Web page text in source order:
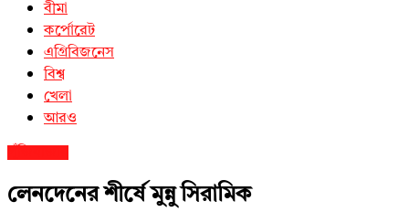
বীমা
কর্পোরেট
এগ্রিবিজনেস
বিশ্ব
খেলা
আরও
লেনদেনের শীর্ষে মুন্নু সিরামিক